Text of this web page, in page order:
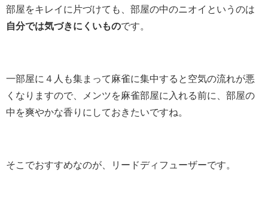
部屋をキレイに片づけても、部屋の中のニオイというのは
自分では気づきにくいものです。
一部屋に４人も集まって麻雀に集中すると空気の流れが悪
くなりますので、メンツを麻雀部屋に入れる前に、部屋の
中を爽やかな香りにしておきたいですね。
そこでおすすめなのが、リードディフューザーです。